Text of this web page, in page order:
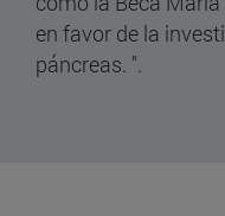
en favor de la
páncreas. ".